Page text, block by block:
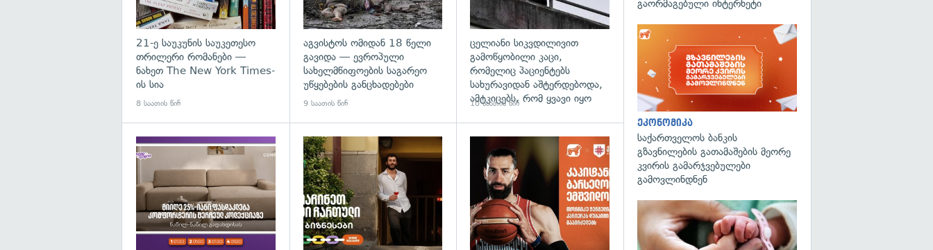
21-ე საუკუნის საუკეთესო
თრილერი რომანები —
ნახეთ The New York Times-
ის სია
8 საათის წინ
აგვისტოს ომიდან 18 წელი
გავიდა — ევროპული
სახელმწიფოების საგარეო
უწყებების განცხადებები
9 საათის წინ
ცელიანი სიკვდილივით
გამოწყობილი კაცი,
რომელიც პაციენტებს
სახურავიდან აშტერდებოდა,
ამტკიცებს, რომ ყვავი იყო
10 საათის წინ
გაორმაგებული ინტერნეტი
ეკონომიკა
საქართველოს ბანკის
გზავნილების გათამაშების მეორე
კვირის გამარჯვებულები
გამოვლინდნენ